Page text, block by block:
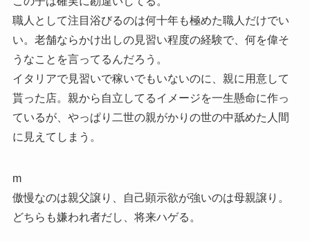
職人として注目浴びるのは何十年も極めた職人だけでい
い。老舗ならかけ出しの見習い程度の経験で、何を偉そ
うなことを言ってるんだろう。
イタリアで見習いで稼いでもいないのに、親に用意して
貰った店。親から自立してるイメージを一生懸命に作っ
ているが、やっぱり二世の親がかりの世の中舐めた人間
に見えてしまう。
m
傲慢なのは親父譲り、自己顕示欲が強いのは母親譲り。
どちらも嫌われ者だし、将来ハゲる。